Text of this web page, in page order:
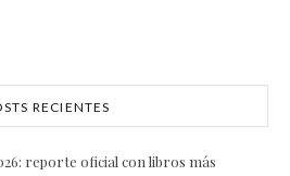
RECIENTES
reporte oficial con libros más